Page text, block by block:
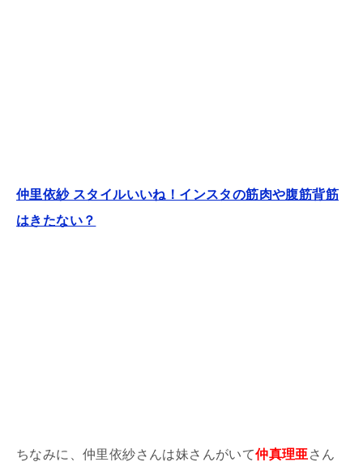
仲里依紗 スタイルいいね！インスタの筋肉や腹筋背筋
はきたない？
ちなみに、仲里依紗さんは妹さんがいて仲真理亜さん